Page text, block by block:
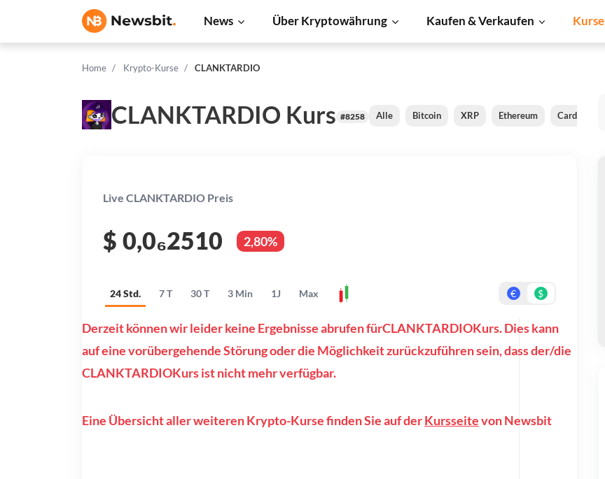
News Über Kryptowährung Kaufen & Verkaufen Kurse
Home Krypto-Kurse CLANKTARDIO
CLANKTARDIO Kurs #8258 Alle Bitcoin XRP Ethereum Cardano
Live CLANKTARDIO Preis
$ 0,0₆2510 2,80%
24 Std. 7 T 30 T 3 Min 1J Max € $
Derzeit können wir leider keine Ergebnisse abrufen fürCLANKTARDIOKurs. Dies kann
auf eine vorübergehende Störung oder die Möglichkeit zurückzuführen sein, dass der/die
CLANKTARDIOKurs ist nicht mehr verfügbar.
Eine Übersicht aller weiteren Krypto-Kurse finden Sie auf derKursseitevon Newsbit